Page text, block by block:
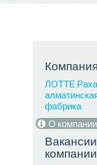
ЛОТТЕ
фабрика
О компании